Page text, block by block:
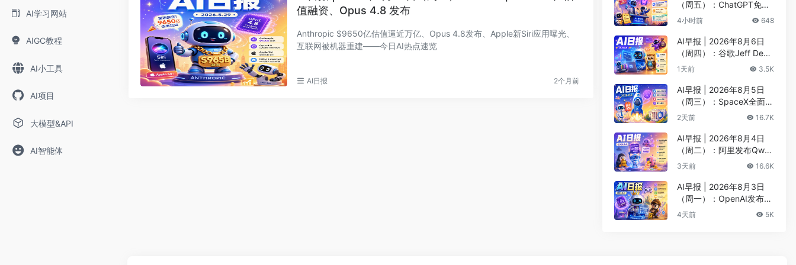
AI学习网站
AIGC教程
AI小工具
AI项目
大模型&API
AI智能体
值融资、Opus 4.8 发布
Anthropic $9650亿估值逼近万亿、Opus 4.8发布、Apple新Siri应用曝光、
互联网被机器重建——今日AI热点速览
AI日报 2个月前
（周五）：ChatGPT免费
版升级GPT-5.6 Luna无限
萨比斯卸任CEO
4小时前 648
AI早报 | 2026年8月6日
（周四）：谷歌Jeff Dean
创办AI科学公司、Meta发
1天前 3.5K
AI早报 | 2026年8月5日
（周三）：SpaceX全面押
注英伟达布局太空AI、四
2天前 16.7K
AI早报 | 2026年8月4日
（周二）：阿里发布Qwen
3.8-Max旗舰模型、MiniM
3天前 16.6K
AI早报 | 2026年8月3日
（周一）：OpenAI发布Pr
esence、DNA证据被曝可
4天前 5K